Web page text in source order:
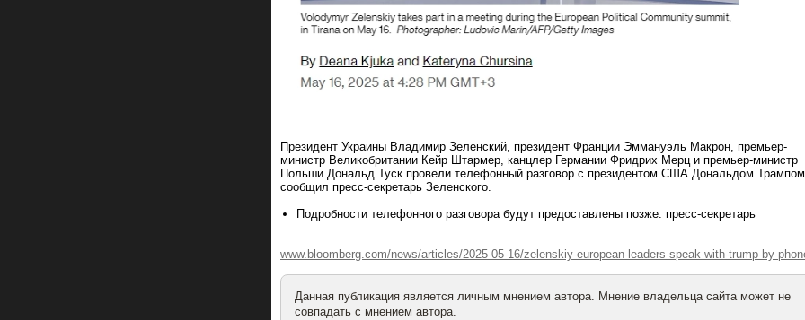
Президент Украины Владимир Зеленский, президент Франции Эммануэль Макрон, премьер-
министр Великобритании Кейр Штармер, канцлер Германии Фридрих Мерц и премьер-министр
Польши Дональд Туск провели телефонный разговор с президентом США Дональдом
сообщил пресс-секретарь Зеленского.
Подробности телефонного разговора будут предоставлены позже: пресс-секретарь
www.bloomberg.com/news/articles/2025-05-16/zelenskiy-european-leaders-speak-with-trump-by-
Данная публикация является личным мнением автора. Мнение владельца сайта может не
совпадать с мнением автора.